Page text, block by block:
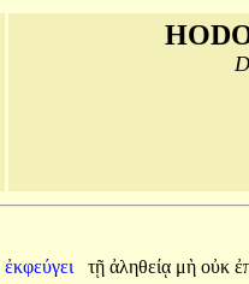
ἐκφεύγει τῇ ἀληθείᾳ μὴ οὐκ